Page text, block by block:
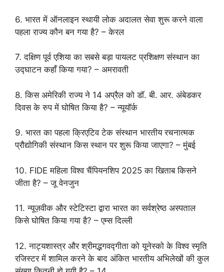
6. भारत में ऑनलाइन स्थायी लोक अदालत सेवा शुरू करने वाला
पहला राज्य कौन बन गया है? – केरल
7. दक्षिण पूर्व एशिया का सबसे बड़ा पायलट प्रशिक्षण संस्थान का
उद्घाटन कहाँ किया गया? – अमरावती
8. किस अमेरिकी राज्य ने 14 अप्रैल को डॉ. बी. आर. अंबेडकर
दिवस के रुप में घोषित किया है? – न्यूयॉर्क
9. भारत का पहला क्रिएटिव टेक संस्थान भारतीय रचनात्मक
प्रौद्योगिकी संस्थान किस स्थान पर शुरू किया जाएगा? – मुंबई
10. FIDE महिला विश्व चैंपियनशिप 2025 का खिताब किसने
जीता है? – जू वेनजुन
11. न्यूज़वीक और स्टेटिस्टा द्वारा भारत का सर्वश्रेष्ठ अस्पताल
किसे घोषित किया गया है? – एम्स दिल्ली
12. नाट्यशास्त्र और श्रीमद्भगवद्गीता को यूनेस्को के विश्व स्मृति
रजिस्टर में शामिल करने के बाद अंकित भारतीय अभिलेखों की कुल